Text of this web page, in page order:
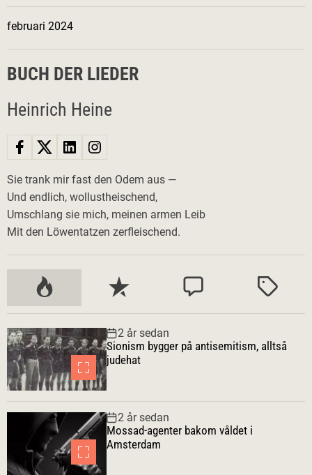
februari 2024
BUCH DER LIEDER
Heinrich Heine
Sie trank mir fast den Odem aus —
Und endlich, wollustheischend,
Umschlang sie mich, meinen armen Leib
Mit den Löwentatzen zerfleischend.
P
u
l
ä
r
a
S
e
a
s
e
a
r
M
t
2 år sedan
Sionism bygger på antisemitism, alltså
judehat
2 år sedan
Mossad-agenter bakom våldet i
Amsterdam